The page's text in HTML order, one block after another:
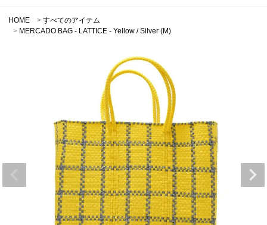
HOME
すべてのアイテム
MERCADO BAG - LATTICE - Yellow / Silver (M)